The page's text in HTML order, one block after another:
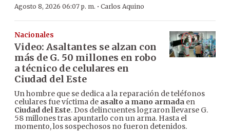
Agosto 8, 2026 06:07 p. m. · Carlos Aquino
Nacionales
Video: Asaltantes se alzan con
más de G. 50 millones en robo
a técnico de celulares en
Ciudad del Este
Un hombre que se dedica a la reparación de teléfonos
celulares fue víctima de asalto a mano armada en
Ciudad del Este. Dos delincuentes lograron llevarse G.
58 millones tras apuntarlo con un arma. Hasta el
momento, los sospechosos no fueron detenidos.